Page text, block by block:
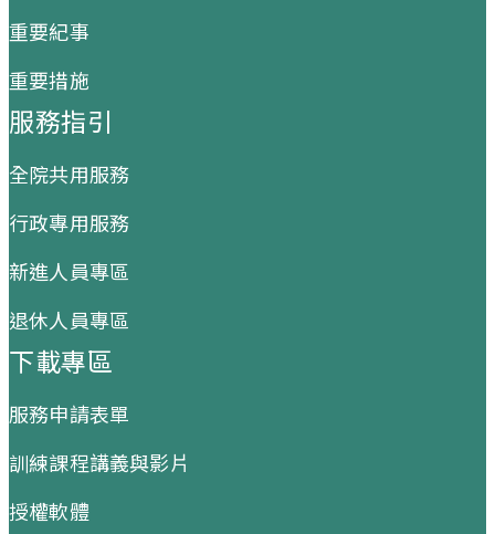
重要紀事
重要措施
服務指引
全院共用服務
行政專用服務
新進人員專區
退休人員專區
下載專區
服務申請表單
訓練課程講義與影片
授權軟體